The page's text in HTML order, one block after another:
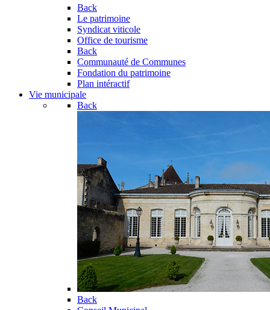
Back
Le patrimoine
Syndicat viticole
Office de tourisme
Back
Communauté de Communes
Fondation du patrimoine
Plan intéractif
Vie municipale
Back
Back